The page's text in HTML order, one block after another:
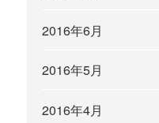
2016年6月
2016年5月
2016年4月